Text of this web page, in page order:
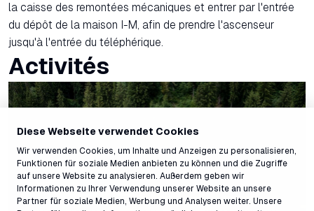
Diese Webseite verwendet Cookies
Wir verwenden Cookies, um Inhalte und Anzeigen zu personalisieren,
Funktionen für soziale Medien anbieten zu können und die Zugriffe
auf unsere Website zu analysieren. Außerdem geben wir
Informationen zu Ihrer Verwendung unserer Website an unsere
Partner für soziale Medien, Werbung und Analysen weiter. Unsere
la caisse des remontées mécaniques et entrer par l'entrée
du dépôt de la maison I-M, afin de prendre l'ascenseur
jusqu'à l'entrée du téléphérique.
Activités